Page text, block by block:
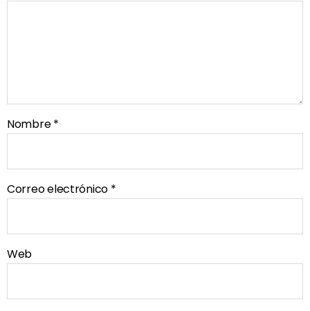
Nombre*
Correo electrónico *
Web